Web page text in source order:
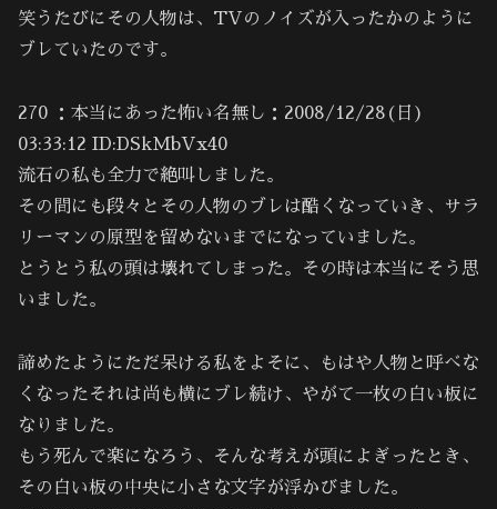
笑うたびにその人物は、TVのノイズが入ったかのように
ブレていたのです。
270 ：本当にあった怖い名無し：2008/12/28(日)
03:33:12 ID:DSkMbVx40
流石の私も全力で絶叫しました。
その間にも段々とその人物のブレは酷くなっていき、サラ
リーマンの原型を留めないまでになっていました。
とうとう私の頭は壊れてしまった。その時は本当にそう思
いました。
諦めたようにただ呆ける私をよそに、もはや人物と呼べな
くなったそれは尚も横にブレ続け、やがて一枚の白い板に
なりました。
もう死んで楽になろう、そんな考えが頭によぎったとき、
その白い板の中央に小さな文字が浮かびました。